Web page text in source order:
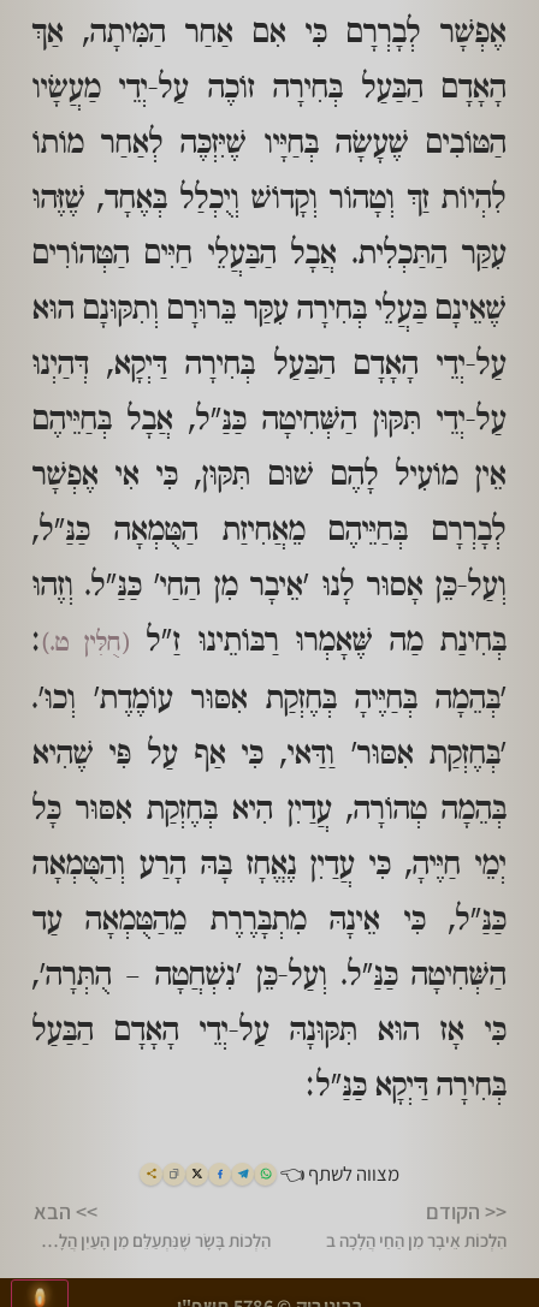
אֶפְשָׁר לְבָרְרָם כִּי אִם אַחַר הַמִּיתָה, אַךְ
הָאָדָם הַבַּעַל בְּחִירָה זוֹכֶה עַל-יְדֵי מַעֲשָׂיו
הַטּוֹבִים שֶׁעָשָׂה בְּחַיָּיו שֶׁיִּזְכֶּה לְאַחַר מוֹתוֹ
לִהְיוֹת זַךְ וְטָהוֹר וְקָדוֹשׁ וְיֻכְלַל בְּאֶחָד, שֶׁזֶּהוּ
עִקַּר הַתַּכְלִית. אֲבָל הַבַּעֲלֵי חַיִּים הַטְּהוֹרִים
שֶׁאֵינָם בַּעֲלֵי בְּחִירָה עִקַּר בֵּרוּרָם וְתִקּוּנָם הוּא
עַל-יְדֵי הָאָדָם הַבַּעַל בְּחִירָה דַּיְקָא, דְּהַיְנוּ
עַל-יְדֵי תִּקּוּן הַשְּׁחִיטָה כַּנַּ"ל, אֲבָל בְּחַיֵּיהֶם
אֵין מוֹעִיל לָהֶם שׁוּם תִּקּוּן, כִּי אִי אֶפְשָׁר
לְבָרְרָם בְּחַיֵּיהֶם מֵאֲחִיזַת הַטֻּמְאָה כַּנַּ"ל,
וְעַל-כֵּן אָסוּר לָנוּ 'אֵיבָר מִן הַחַי' כַּנַּ"ל. וְזֶהוּ
בְּחִינַת מַה שֶּׁאָמְרוּ רַבּוֹתֵינוּ זַ"ל (חֻלִּין ט.):
'בְּהֵמָה בְּחַיֶּיהָ בְּחֶזְקַת אִסּוּר עוֹמֶדֶת' וְכוּ'.
'בְּחֶזְקַת אִסּוּר' וַדַּאי, כִּי אַף עַל פִּי שֶׁהִיא
בְּהֵמָה טְהוֹרָה, עֲדַיִן הִיא בְּחֶזְקַת אִסּוּר כָּל
יְמֵי חַיֶּיהָ, כִּי עֲדַיִן נֶאֱחָז בָּהּ הָרַע וְהַטֻּמְאָה
כַּנַּ"ל, כִּי אֵינָהּ מִתְבָּרֶרֶת מֵהַטֻּמְאָה עַד
הַשְּׁחִיטָה כַּנַּ"ל. וְעַל-כֵּן 'נִשְׁחֲטָה – הֻתְּרָה',
כִּי אָז הוּא תִּקּוּנָהּ עַל-יְדֵי הָאָדָם הַבַּעַל
בְּחִירָה דַּיְקָא כַּנַּ"ל:
מצווה לשתף 👈
<< הקודם
הִלְכוֹת אֵיבָר מִן הַחַי הֲלָכָה ב
>> הבא
הִלְכוֹת בָּשָׂר שֶׁנִּתְעַלֵּם מִן הָעַיִן הֲלָכָה א
>